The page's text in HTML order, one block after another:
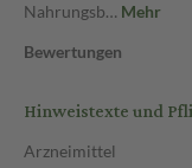
Nahrungsb… Mehr
Bewertungen
Hinweistexte und
Arzneimittel